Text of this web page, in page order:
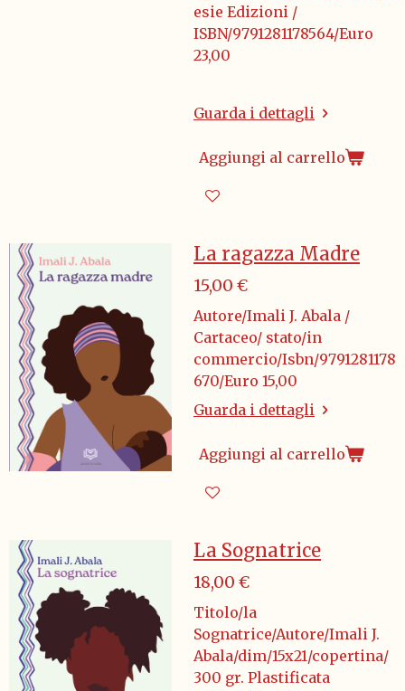
esie Edizioni /
ISBN/9791281178564/Euro
23,00
Guarda i dettagli
Aggiungi al carrello
La ragazza Madre
15,00 €
Autore/Imali J. Abala /
Cartaceo/ stato/in
commercio/Isbn/9791281178
670/Euro 15,00
Guarda i dettagli
Aggiungi al carrello
La Sognatrice
18,00 €
Titolo/la
Sognatrice/Autore/Imali J.
Abala/dim/15x21/copertina/
300 gr. Plastificata